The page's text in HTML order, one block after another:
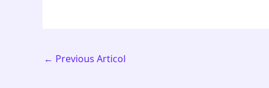
← Previous Articol